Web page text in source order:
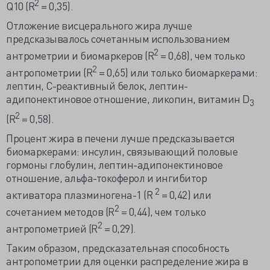
Q10 (R = 0,35).
Отложение висцерального жира лучше
предсказывалось сочетанным использованием
антрометрии и биомаркеров (R2 = 0,68), чем только
антропометрии (R2 = 0,65) или только биомаркерами:
лептин, С-реактивный белок, лептин-
адипонектиновое отношение, ликопин, витамин D3
(R2 = 0,58).
Процент жира в печени лучше предсказывается
биомаркерами: инсулин, связывающий половые
гормоны глобулин, лептин-адипонектиновое
отношение, альфа-токоферол и ингибитор
активатора плазминогена-1 (R 2 = 0,42) или
сочетанием методов (R2 = 0,44), чем только
антропометрией (R2 = 0,29).
Таким образом, предсказательная способность
антропометрии для оценки распределение жира в